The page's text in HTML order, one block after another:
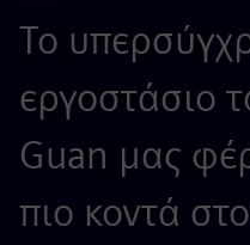
Το
εργοστάσιο
Guan μας
πιο κοντά